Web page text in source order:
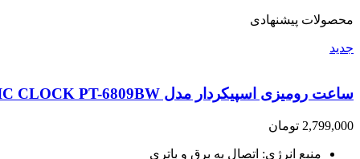
محصولات پیشنهادی
جدید
ساعت رومیزی اسپیکردار مدل LED MUSIC CLOCK PT-6809BW
2,799,000 تومان
منبع انرژی: اتصال به برق و باتری